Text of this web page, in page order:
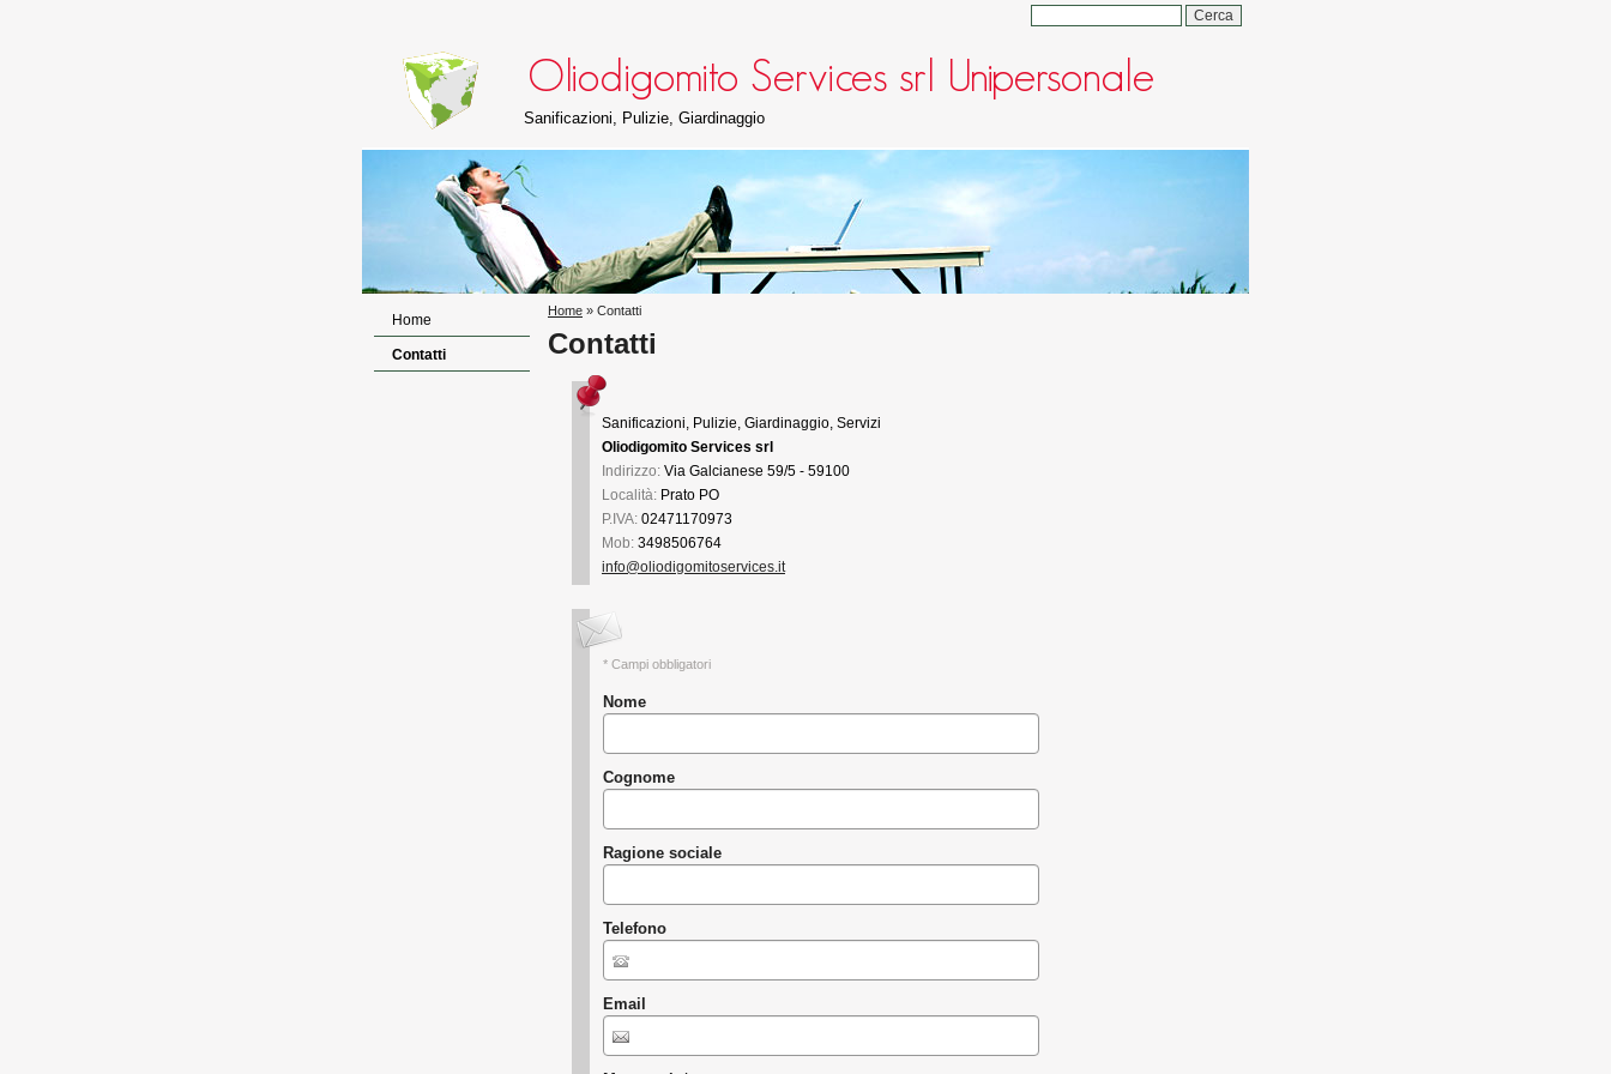
Sanificazioni, Pulizie, Giardinaggio
Home
Contatti
Home » Contatti
Contatti
Sanificazioni, Pulizie, Giardinaggio, Servizi
Oliodigomito Services srl
Indirizzo: Via Galcianese 59/5 - 59100
Località: Prato PO
P.IVA: 02471170973
Mob: 3498506764
info@oliodigomitoservices.it
* Campi obbligatori
Nome
Cognome
Ragione sociale
Telefono
Email